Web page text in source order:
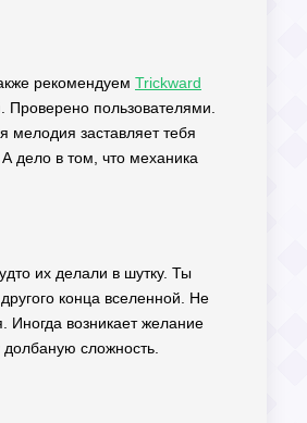
рекомендуем Trickward
Проверено пользователями.
мелодия заставляет тебя
дело в том, что механика
их делали в шутку. Ты
конца вселенной. Не
Иногда возникает желание
сложность.